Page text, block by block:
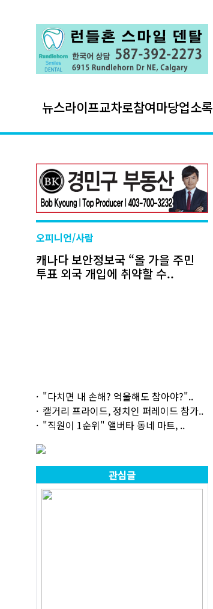
뉴스라이프교차로참여마당업소록
오피니언/사람
캐나다 보안정보국 “올 가을 주민
투표 외국 개입에 취약할 수..
"다치면 내 손해? 억울해도 참아야?"..
캘거리 프라이드, 정치인 퍼레이드 참가..
"직원이 1순위" 앨버타 동네 마트, ..
관심글